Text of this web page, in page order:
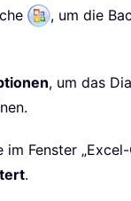
, um die
, um das
im Fenster
.